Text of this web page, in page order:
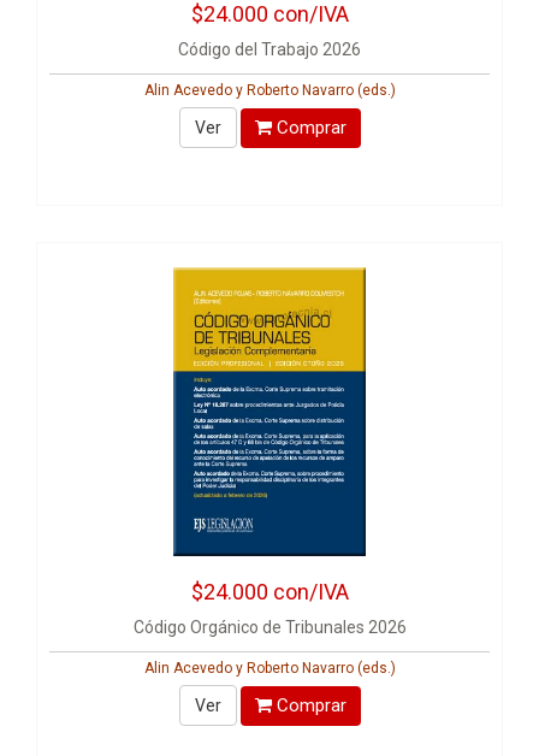
$24.000 con/IVA
Código del Trabajo 2026
Alin Acevedo y Roberto Navarro (eds.)
Ver Comprar
$24.000 con/IVA
Código Orgánico de Tribunales 2026
Alin Acevedo y Roberto Navarro (eds.)
Ver Comprar